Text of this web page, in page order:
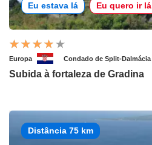
Eu estava lá Eu quero ir lá
Europa Condado de Split-Dalmácia
Subida à fortaleza de Gradina
Distância 75 km